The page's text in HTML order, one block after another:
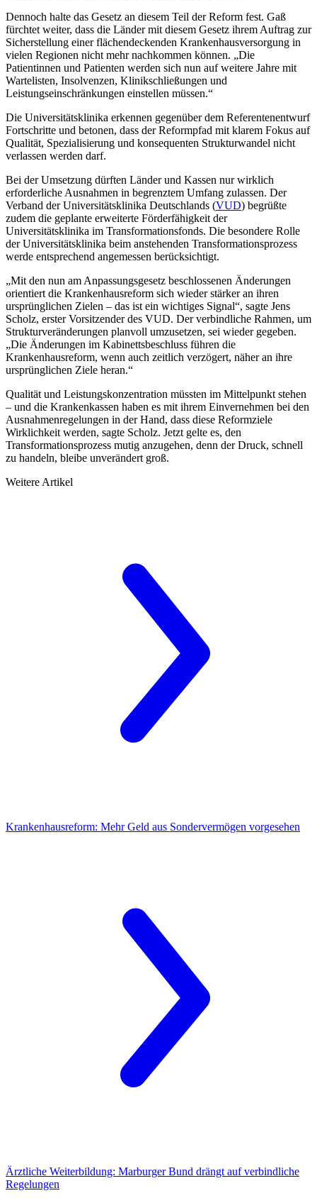
Dennoch halte das Gesetz an diesem Teil der Reform fest. Gaß
fürchtet weiter, dass die Länder mit diesem Gesetz ihrem Auftrag zur
Sicherstellung einer flächendeckenden Krankenhausversorgung in
vielen Regionen nicht mehr nachkommen können. „Die
Patientinnen und Patienten werden sich nun auf weitere Jahre mit
Wartelisten, Insolvenzen, Klinikschließungen und
Leistungseinschränkungen einstellen müssen.“
Die Universitätsklinika erkennen gegenüber dem Referentenentwurf
Fortschritte und betonen, dass der Reformpfad mit klarem Fokus auf
Qualität, Spezialisierung und konsequenten Strukturwandel nicht
verlassen werden darf.
Bei der Umsetzung dürften Länder und Kassen nur wirklich
erforderliche Ausnahmen in begrenztem Umfang zulassen. Der
Verband der Universitätsklinika Deutschlands (VUD) begrüßte
zudem die geplante erweiterte Förderfähigkeit der
Universitätsklinika im Transformationsfonds. Die besondere Rolle
der Universitätsklinika beim anstehenden Transformationsprozess
werde entsprechend angemessen berücksichtigt.
„Mit den nun am Anpassungsgesetz beschlossenen Änderungen
orientiert die Krankenhausreform sich wieder stärker an ihren
ursprünglichen Zielen – das ist ein wichtiges Signal“, sagte Jens
Scholz, erster Vorsitzender des VUD. Der verbindliche Rahmen, um
Strukturveränderungen planvoll umzusetzen, sei wieder gegeben.
„Die Änderungen im Kabinettsbeschluss führen die
Krankenhausreform, wenn auch zeitlich verzögert, näher an ihre
ursprünglichen Ziele heran.“
Qualität und Leistungskonzentration müssten im Mittelpunkt stehen
– und die Krankenkassen haben es mit ihrem Einvernehmen bei den
Ausnahmenregelungen in der Hand, dass diese Reformziele
Wirklichkeit werden, sagte Scholz. Jetzt gelte es, den
Transformationsprozess mutig anzugehen, denn der Druck, schnell
zu handeln, bleibe unverändert groß.
Weitere Artikel
Krankenhausreform: Mehr Geld aus Sondervermögen vorgesehen
Ärztliche Weiterbildung: Marburger Bund drängt auf verbindliche
Regelungen